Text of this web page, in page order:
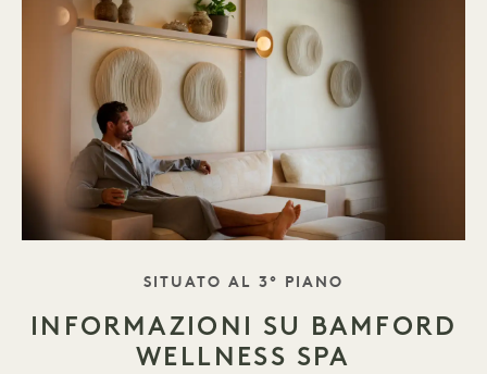
TAGLINE
SITUATO AL 3° PIANO
INFORMAZIONI SU BAMFORD
WELLNESS SPA